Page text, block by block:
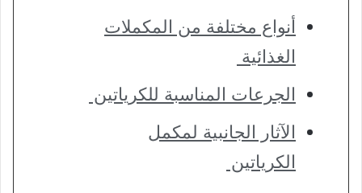
أنواع مختلفة من المكملات
الغذائية
الجرعات المناسبة للكرياتين
الآثار الجانبية لمكمل
الكرياتين